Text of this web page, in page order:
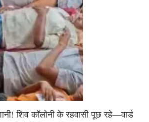
शिव कॉलोनी के रहवासी पूछ रहे—वार्ड